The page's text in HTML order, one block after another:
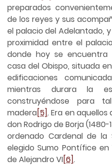
preparados
de los reyes y sus
el palacio del Adelantado,
proximidad entre el
donde hoy se encuentra
casa del Obispo, situada
edificaciones
mientras durara la
construyéndose para
madera[5]. Era en
don Rodrigo de Borja
ordenado Cardenal de la
elegido Sumo Pontífice
de Alejandro VI[6].